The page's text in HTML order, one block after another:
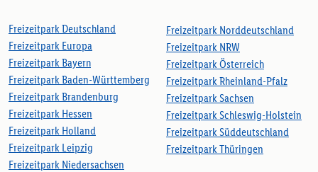
Freizeitpark Deutschland
Freizeitpark Europa
Freizeitpark Bayern
Freizeitpark Baden-Württemberg
Freizeitpark Brandenburg
Freizeitpark Hessen
Freizeitpark Holland
Freizeitpark Leipzig
Freizeitpark Niedersachsen
Freizeitpark Norddeutschland
Freizeitpark NRW
Freizeitpark Österreich
Freizeitpark Rheinland-Pfalz
Freizeitpark Sachsen
Freizeitpark Schleswig-Holstein
Freizeitpark Süddeutschland
Freizeitpark Thüringen